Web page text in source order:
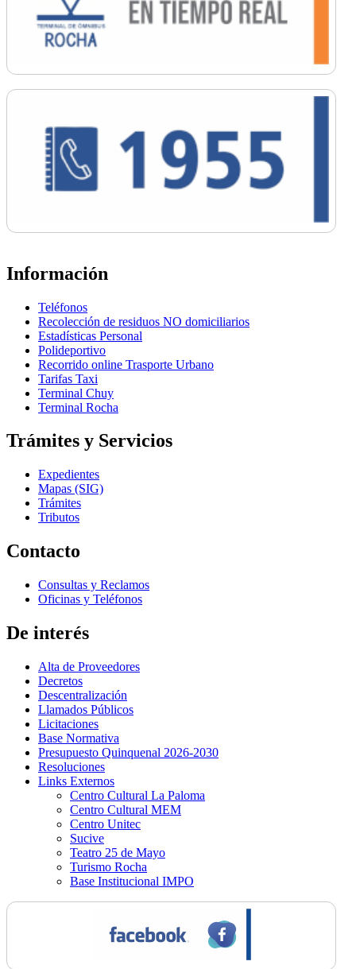
Información
Teléfonos
Recolección de residuos NO domiciliarios
Estadísticas Personal
Polideportivo
Recorrido online Trasporte Urbano
Tarifas Taxi
Terminal Chuy
Terminal Rocha
Trámites y Servicios
Expedientes
Mapas (SIG)
Trámites
Tributos
Contacto
Consultas y Reclamos
Oficinas y Teléfonos
De interés
Alta de Proveedores
Decretos
Descentralización
Llamados Públicos
Licitaciones
Base Normativa
Presupuesto Quinquenal 2026-2030
Resoluciones
Links Externos
Centro Cultural La Paloma
Centro Cultural MEM
Centro Unitec
Sucive
Teatro 25 de Mayo
Turismo Rocha
Base Institucional IMPO